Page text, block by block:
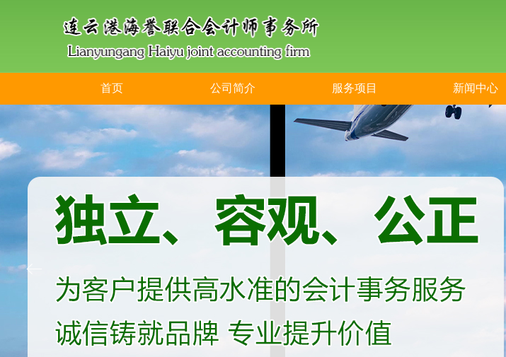
首页 公司简介 服务项目 新闻中心
ꂃ